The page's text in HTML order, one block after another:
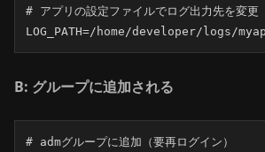
# アプリの設定ファイルでログ出力先を変更
LOG_PATH=/home/developer/logs/
B: グループに追加される
# admグループに追加（要再ログイン）